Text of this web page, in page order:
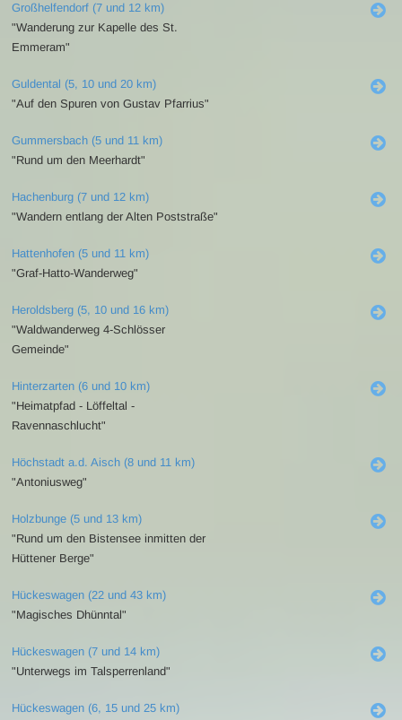
Großhelfendorf (7 und 12 km)
"Wanderung zur Kapelle des St.
Emmeram"
Guldental (5, 10 und 20 km)
"Auf den Spuren von Gustav Pfarrius"
Gummersbach (5 und 11 km)
"Rund um den Meerhardt"
Hachenburg (7 und 12 km)
"Wandern entlang der Alten Poststraße"
Hattenhofen (5 und 11 km)
"Graf-Hatto-Wanderweg"
Heroldsberg (5, 10 und 16 km)
"Waldwanderweg 4-Schlösser
Gemeinde"
Hinterzarten (6 und 10 km)
"Heimatpfad - Löffeltal -
Ravennaschlucht"
Höchstadt a.d. Aisch (8 und 11 km)
"Antoniusweg"
Holzbunge (5 und 13 km)
"Rund um den Bistensee inmitten der
Hüttener Berge"
Hückeswagen (22 und 43 km)
"Magisches Dhünntal"
Hückeswagen (7 und 14 km)
"Unterwegs im Talsperrenland"
Hückeswagen (6, 15 und 25 km)